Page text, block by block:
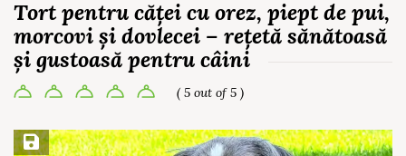
Tort pentru căței cu orez, piept de pui,
morcovi și dovlecei – rețetă sănătoasă
și gustoasă pentru câini
( 5 out of 5 )
Save Recipe